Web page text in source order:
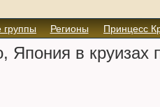
группы Регионы Принцесс
Япония в круизах